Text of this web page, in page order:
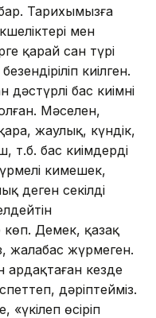
Тарихымызға
мен
қарай сан түрі
киілген.
бас киімнің
Мәселен,
жаулық, күндік,
т.б. бас киімдерді
кимешек,
деген секілді
көп. Демек, қазақ
жалаңбас жүрмеген.
кезде
дәріптейміз.
өсіріп